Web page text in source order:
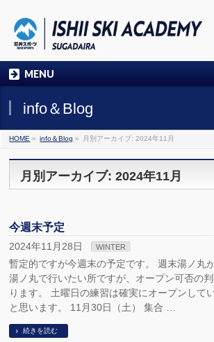
MENU
info＆Blog
HOME » info＆Blog » 月別アーカイブ: 2024年11月
月別アーカイブ: 2024年11月
今週末予定
2024年11月28日 WINTER
暫定的ですが今週末の予定です。 週末湯ノ丸
湯ノ丸で行いたい所ですが、オープン可否の
ります。 土曜日の練習は確実にオープンして
と思います。 11月30日（土） 集合 …
続きを読む